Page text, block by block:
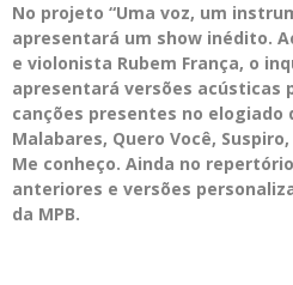
No projeto “Uma voz, um
apresentará um show inédito.
e violonista Rubem França, o
apresentará versões acústicas
canções presentes no elogiado
Malabares, Quero Você,
Me conheço. Ainda no
anteriores e versões
da MPB.